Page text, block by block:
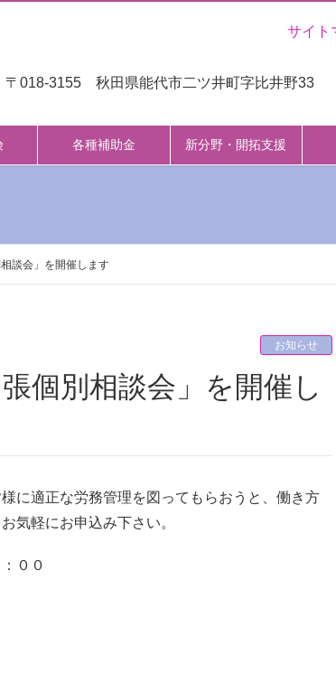
サイト
〒018-3155 秋田県能代市二ツ井町字比井野33
各種補助金 新分野・開拓支援
談会」を開催します
お知らせ
に適正な労務管理を図ってもらおうと、働き方
気軽にお申込み下さい。
００